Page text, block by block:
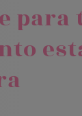
para